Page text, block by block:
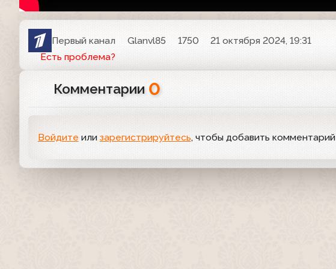
Первый канал Glanvl85 1750
21 октября 2024, 19:31
Есть проблема?
Комментарии 0
Войдите или зарегистрируйтесь, чтобы добавить комментарий